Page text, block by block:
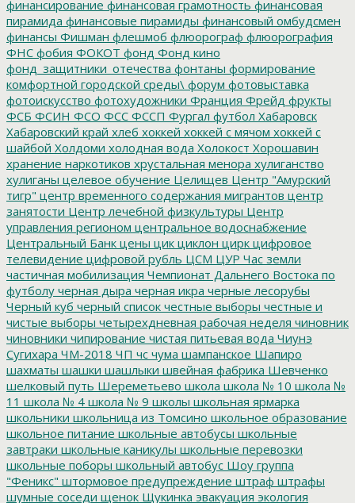
финансирование финансовая грамотность финансовая
пирамида финансовые пирамиды финансовый омбудсмен
финансы Фишман флешмоб флюорограф флюорография
ФНС фобия ФОКОТ фонд Фонд кино
фонд_защитники_отечества фонтаны формирование
комфортной городской среды\ форум фотовыставка
фотоискусство фотохудожники Франция Фрейд фрукты
ФСБ ФСИН ФСО ФСС ФССП Фургал футбол Хабаровск
Хабаровский край хлеб хоккей хоккей с мячом хоккей с
шайбой Холдоми холодная вода Холокост Хорошавин
хранение наркотиков хрустальная менора хулиганство
хулиганы целевое обучение Целищев Центр "Амурский
тигр" центр временного содержания мигрантов центр
занятости Центр лечебной физкультуры Центр
управления регионом центральное водоснабжение
Центральный Банк цены цик циклон цирк цифровое
телевидение цифровой рубль ЦСМ ЦУР Час земли
частичная мобилизация Чемпионат Дальнего Востока по
футболу черная дыра черная икра черные лесорубы
Черный куб черный список честные выборы честные и
чистые выборы четырехдневная рабочая неделя чиновник
чиновники чипирование чистая питьевая вода Чиунэ
Сугихара ЧМ-2018 ЧП чс чума шампанское Шапиро
шахматы шашки шашлыки швейная фабрика Шевченко
шелковый путь Шереметьево школа школа № 10 школа №
11 школа № 4 школа № 9 школы школьная ярмарка
школьники школьница из Томсино школьное образование
школьное питание школьные автобусы школьные
завтраки школьные каникулы школьные перевозки
школьные поборы школьный автобус Шоу группа
"Феникс" штормовое предупреждение штраф штрафы
шумные соседи щенок Щукинка эвакуация экология